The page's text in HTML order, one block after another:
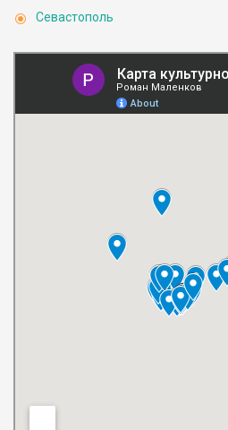
Севастополь